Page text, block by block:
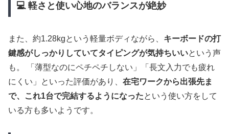
💻 軽さと使い心地のバランスが絶妙
また、約1.28kgという軽量ボディながら、 キーボードの打
鍵感がしっかりしていてタイピングが気持ちいいという声
も。 「薄型なのにペチペチしない」「長文入力でも疲れ
にくい」といった評価があり、 在宅ワークから出張先ま
で、これ1台で完結するようになったという使い方をして
いる方も多いようです。